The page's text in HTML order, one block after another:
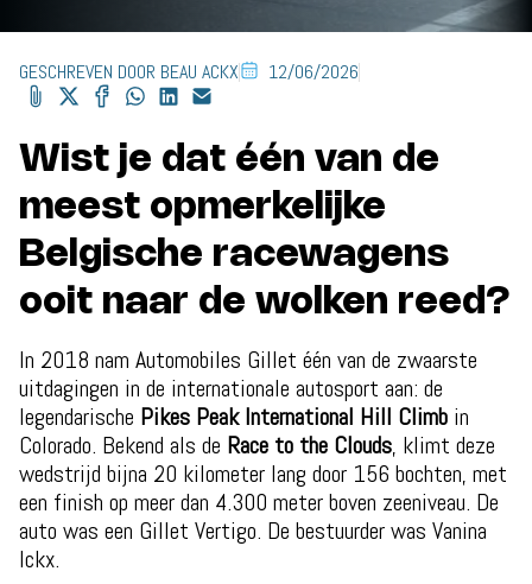
GESCHREVEN DOOR BEAU ACKX 12/06/2026
Wist je dat één van de
meest opmerkelijke
Belgische racewagens
ooit naar de wolken reed?
In 2018 nam Automobiles Gillet één van de zwaarste
uitdagingen in de internationale autosport aan: de
legendarische Pikes Peak International Hill Climb in
Colorado. Bekend als de Race to the Clouds, klimt deze
wedstrijd bijna 20 kilometer lang door 156 bochten, met
een finish op meer dan 4.300 meter boven zeeniveau. De
auto was een Gillet Vertigo. De bestuurder was Vanina
Ickx.